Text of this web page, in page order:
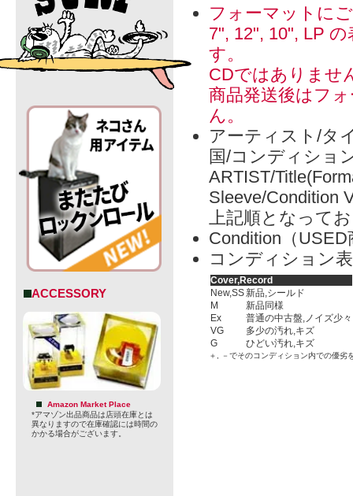
ACCESSORY
Amazon Market Place
*アマゾン出品商品は店頭在庫とは
異なりますので在庫確認には時間の
かかる場合がございます。
フォーマットに
7", 12", 10", LP
す。
CDではありませ
商品発送後はフ
ん。
アーティスト/タ
国/コンディショ
ARTIST/
Sleeve/Condition
上記順となって
Condition（
コンディション
Cover,Record
New,SS新品,シールド
M
新品同様
Ex
普通の中古盤,ノイズ少々
VG
多少の汚れ,キズ
G
ひどい汚れ,キズ
＋, －でそのコンディション内での優劣